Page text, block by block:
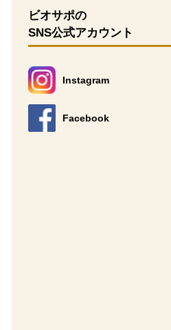
ビオサポの
SNS公式アカウント
Instagram
別のウィンドウで開きま
Facebook
別のウィンドウで開きま